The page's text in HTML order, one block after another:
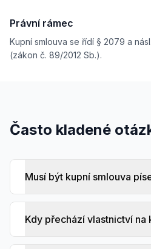
Právní rámec
Kupní smlouva se řídí § 2079 a
(zákon č. 89/2012 Sb.).
Často kladené
Musí být kupní smlouva
Kdy přechází vlastnictví na